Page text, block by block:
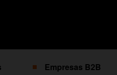
Empresas B2B